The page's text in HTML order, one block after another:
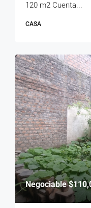
120 m2 Cuenta...
CASA
Negociable